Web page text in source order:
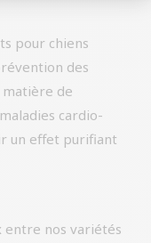
pour chiens
des
matière de
cardio-
un effet purifiant
entre nos variétés